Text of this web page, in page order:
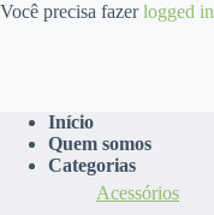
Você precisa fazerlogged in
Início
Quem somos
Categorias
Acessórios